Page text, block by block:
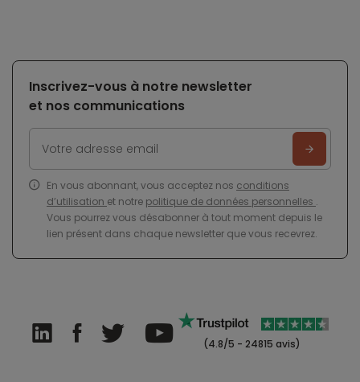
Inscrivez-vous à notre newsletter
et nos communications
En vous abonnant, vous acceptez nos conditions
d’utilisation et notre politique de données personnelles .
Vous pourrez vous désabonner à tout moment depuis le
lien présent dans chaque newsletter que vous recevrez.
(4.8/5 - 24815 avis)